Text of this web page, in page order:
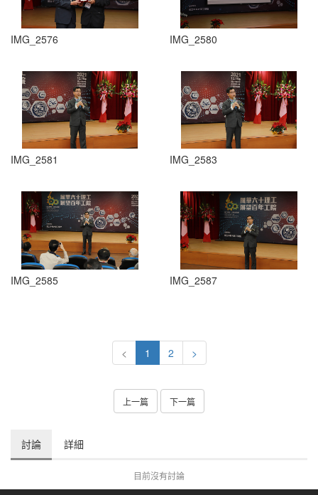
IMG_2576 IMG_2580
IMG_2581 IMG_2583
IMG_2585 IMG_2587
< 1 2 >
上一篇 下一篇
討論 詳細
目前沒有討論